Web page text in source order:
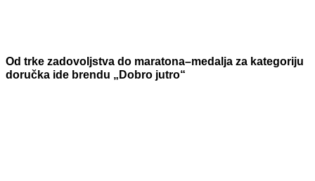
Od trke zadovoljstva do maratona–medalja za kategoriju
doručka ide brendu „Dobro jutro“